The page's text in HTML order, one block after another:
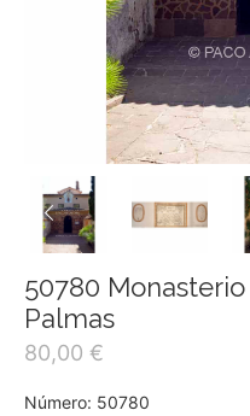
50780
Palmas
80,00 €
Número: 50780